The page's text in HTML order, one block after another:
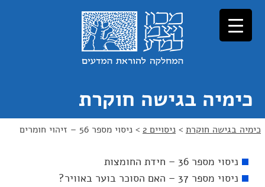
כימיה בגישה חוקרת
כימיה בגישה חוקרת > ניסויים 2 > ניסוי מספר 56 – זיהוי חומרים
ניסוי מספר 36 – חידת החומצות
ניסוי מספר 37 – האם הסוכר בוער באוויר?